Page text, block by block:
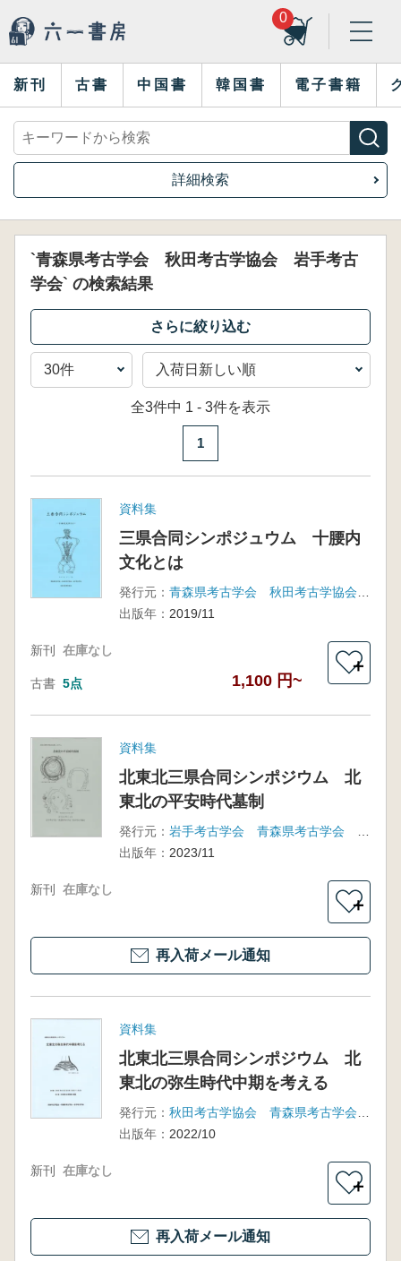
0
新刊 古書 中国書 韓国書 電子書籍
詳細検索
`青森県考古学会 秋田考古学協会 岩手考古
学会` の検索結果
全3件中 1 - 3件を表示
1
資料集
三県合同シンポジュウム 十腰内
文化とは
発行元：
青森県考古学会 秋田考古学協会 岩手考古学会
出版年： 2019/11
新刊 在庫なし
古書 5点 1,100 円~
＋
資料集
北東北三県合同シンポジウム 北
東北の平安時代墓制
発行元：
出版年： 2023/11
新刊 在庫なし
＋
再入荷メール通知
資料集
北東北三県合同シンポジウム 北
東北の弥生時代中期を考える
発行元：
秋田考古学協会 青森県考古学会 岩手考古学会
出版年： 2022/10
新刊 在庫なし
＋
再入荷メール通知